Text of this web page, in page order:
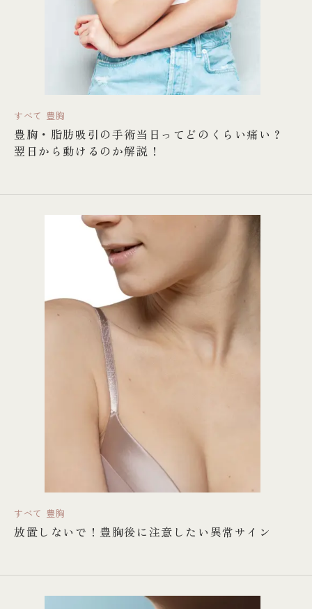
すべて 豊胸
豊胸・脂肪吸引の手術当日ってどのくらい痛い？
翌日から動けるのか解説！
すべて 豊胸
放置しないで！豊胸後に注意したい異常サイン